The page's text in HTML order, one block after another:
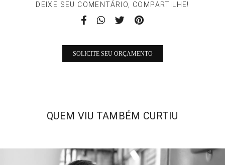
DEIXE SEU COMENTÁRIO, COMPARTILHE!
SOLICITE SEU ORÇAMENTO
QUEM VIU TAMBÉM CURTIU